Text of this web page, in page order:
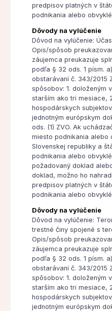
predpisov platných v
podnikania alebo
Dôvody na vylúčenie
Dôvod na vylúčenie:
Opis/spôsob
záujemca preukazuje
podľa § 32 ods. 1 písm.
obstarávaní č. 343/2015
spôsobov: 1. doloženým
starším ako tri mesiace,
hospodárskych
jednotným európskym
ods. (1) ZVO. Ak
miesto podnikania alebo
Slovenskej republiky a
podnikania alebo
požadovaný doklad
doklad, možno ho
predpisov platných v
podnikania alebo
Dôvody na vylúčenie
Dôvod na vylúčenie:
trestné činy spojené s
Opis/spôsob
záujemca preukazuje
podľa § 32 ods. 1 písm.
obstarávaní č. 343/2015
spôsobov: 1. doloženým
starším ako tri mesiace,
hospodárskych
jednotným európskym